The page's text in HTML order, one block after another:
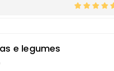
e legumes